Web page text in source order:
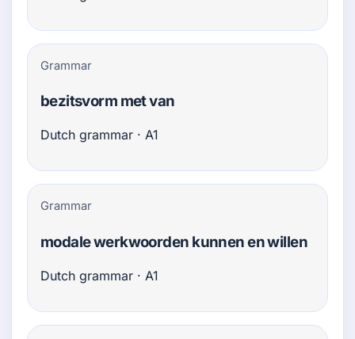
Grammar
bezitsvorm met van
Dutch grammar · A1
Grammar
modale werkwoorden kunnen en willen
Dutch grammar · A1